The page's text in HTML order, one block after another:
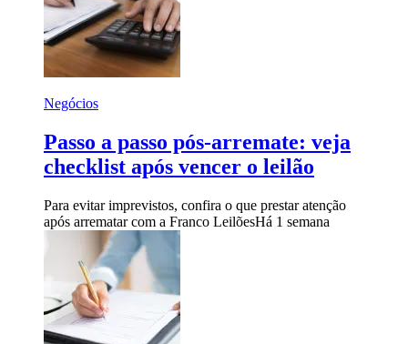
Negócios
Passo a passo pós-arremate: veja
checklist após vencer o leilão
Para evitar imprevistos, confira o que prestar atenção
após arrematar com a Franco LeilõesHá 1 semana